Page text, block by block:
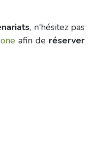
, n'hésitez pas
afin de réserver